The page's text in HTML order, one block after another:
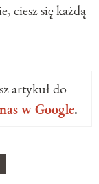
ciesz się każdą
artykuł do
w Google.